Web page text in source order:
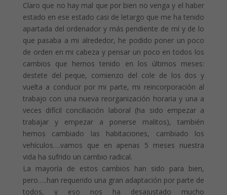
Claro que no hay mal que por bien no venga y el haber
estado en ese estado casi de letargo que me ha tenido
apartada del ordenador y más pendiente de mí y de lo
que pasaba a mi alrededor, he podido poner un poco
de orden en mi cabeza y pensar un poco en todos los
cambios que hemos tenido en los últimos meses:
destete del peque, comienzo del cole de los dos y
vuelta a conducir por mi parte, mi reincorporación al
trabajo con una nueva reorganización horaria y una a
veces difícil conciliación laboral (ha sido empezar a
trabajar y empezar a ponerse malitos), también
hemos cambiado las habitaciones, cambiado los
vehículos….vamos que en apenas 5 meses nuestra
vida ha sufrido un cambio radical.
La mayoría de estos cambios han sido para bien,
pero…..han requerido una gran adaptación por parte de
todos, y eso nos ha desajustado mucho